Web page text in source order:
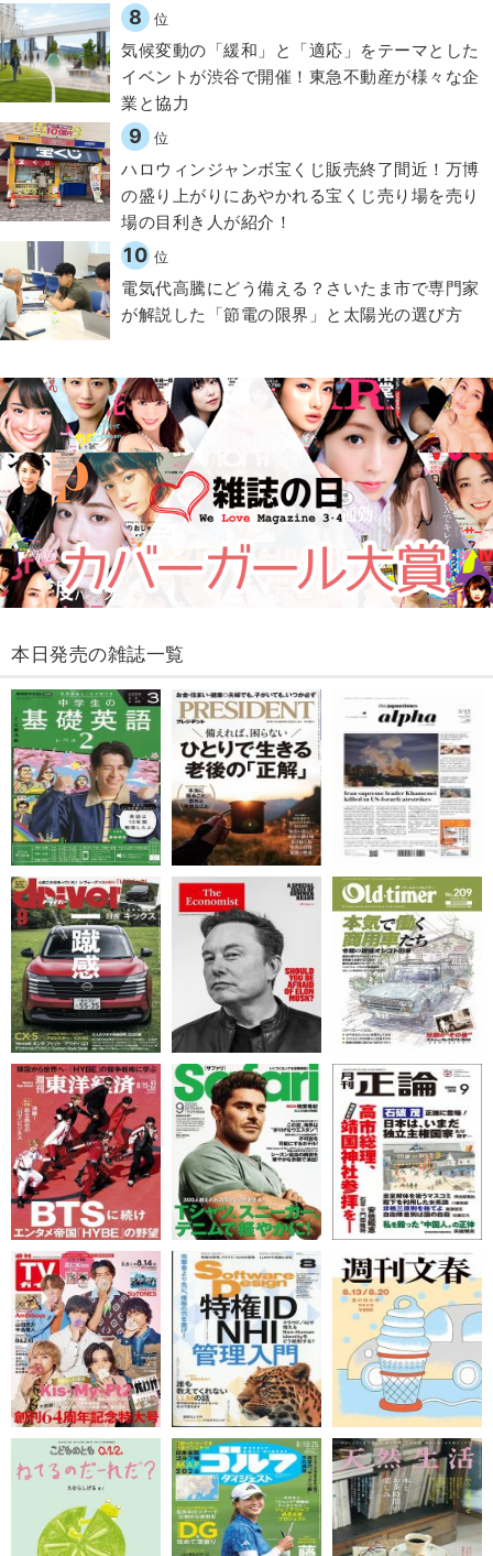
8 位
気候変動の「緩和」と「適応」をテーマとした
イベントが渋谷で開催！東急不動産が様々な企
業と協力
9 位
ハロウィンジャンボ宝くじ販売終了間近！万博
の盛り上がりにあやかれる宝くじ売り場を売り
場の目利き人が紹介！
10 位
電気代高騰にどう備える？さいたま市で専門家
が解説した「節電の限界」と太陽光の選び方
本日発売の雑誌一覧